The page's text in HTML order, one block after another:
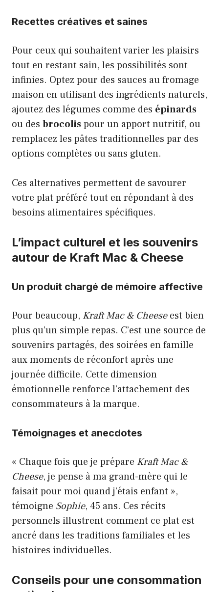
Recettes créatives et saines
Pour ceux qui souhaitent varier les plaisirs
tout en restant sain, les possibilités sont
infinies. Optez pour des sauces au fromage
maison en utilisant des ingrédients naturels,
ajoutez des légumes comme des épinards
ou des brocolispour un apport nutritif, ou
remplacez les pâtes traditionnelles par des
options complètes ou sans gluten.
Ces alternatives permettent de savourer
votre plat préféré tout en répondant à des
besoins alimentaires spécifiques.
L’impact culturel et les souvenirs
autour de Kraft Mac & Cheese
Un produit chargé de mémoire affective
Pour beaucoup, Kraft Mac & Cheeseest bien
plus qu’un simple repas. C’est une source de
souvenirs partagés, des soirées en famille
aux moments de réconfort après une
journée difficile. Cette dimension
émotionnelle renforce l’attachement des
consommateurs à la marque.
Témoignages et anecdotes
« Chaque fois que je prépare Kraft Mac &
Cheese, je pense à ma grand-mère qui le
faisait pour moi quand j’étais enfant »,
témoigne Sophie, 45 ans. Ces récits
personnels illustrent comment ce plat est
ancré dans les traditions familiales et les
histoires individuelles.
Conseils pour une consommation